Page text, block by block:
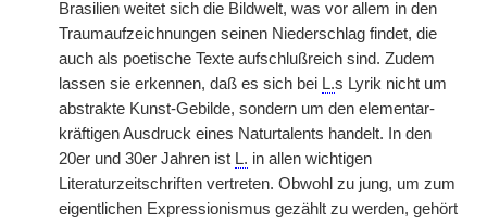
Brasilien weitet sich die Bildwelt, was vor allem in den
Traumaufzeichnungen seinen Niederschlag findet, die
auch als poetische Texte aufschlußreich sind. Zudem
lassen sie erkennen, daß es sich bei L.s Lyrik nicht um
abstrakte Kunst-Gebilde, sondern um den elementar-
kräftigen Ausdruck eines Naturtalents handelt. In den
20er und 30er Jahren ist L. in allen wichtigen
Literaturzeitschriften vertreten. Obwohl zu jung, um zum
eigentlichen Expressionismus gezählt zu werden, gehört